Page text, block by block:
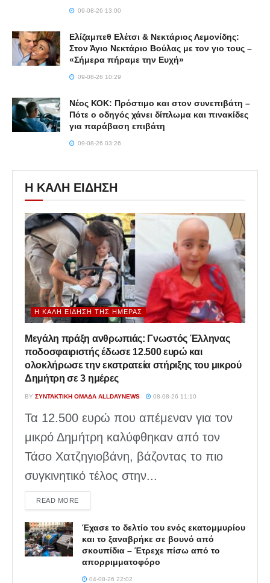
09-08-26 13:00
Ελίζαμπεθ Ελέτσι & Νεκτάριος Λεμονίδης:
Στον Άγιο Νεκτάριο Βούλας με τον γιο τους –
«Σήμερα πήραμε την Ευχή»
09-08-26 10:29
Νέος ΚΟΚ: Πρόστιμο και στον συνεπιβάτη –
Πότε ο οδηγός χάνει δίπλωμα και πινακίδες
για παράβαση επιβάτη
09-08-26 03:26
Η ΚΑΛΗ ΕΙΔΗΣΗ
Η ΚΑΛΉ ΕΊΔΗΣΗ ΤΗΣ ΗΜΈΡΑΣ
Μεγάλη πράξη ανθρωπιάς: Γνωστός Έλληνας
ποδοσφαιριστής έδωσε 12.500 ευρώ και
ολοκλήρωσε την εκστρατεία στήριξης του μικρού
Δημήτρη σε 3 ημέρες
BY ΣΥΝΤΑΚΤΙΚΉ ΟΜΆΔΑ ALLDAYNEWS 08-08-26 11:10
Τα 12.500 ευρώ που απέμεναν για τον
μικρό Δημήτρη καλύφθηκαν από τον
Τάσο Χατζηγιοβάνη, βάζοντας το πιο
συγκινητικό τέλος στην...
READ MOREDETAILS
Έχασε το δελτίο του ενός εκατομμυρίου
και το ξαναβρήκε σε βουνό από
σκουπίδια – Έτρεχε πίσω από το
απορριμματοφόρο
04-08-26 22:02